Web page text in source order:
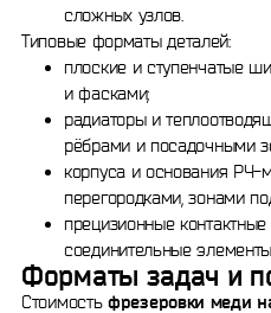
сложных узлов.
Типовые форматы деталей:
плоские и ступенчатые
и фасками;
радиаторы и
рёбрами и посадочными
корпуса и основания РЧ-
перегородками, зонами
прецизионные
соединительные элементы.
Форматы задач и
Стоимость фрезеровки меди